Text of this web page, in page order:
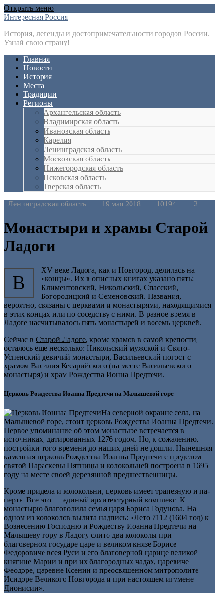
Открыть меню
Интересная Россия
История, легенды и достопримечательности городов России.
Узнай свою страну!
Главная
Новости
История
Места
Традиции
Регионы
Архангельская область
Владимирская область
Ивановская область
Карелия
Ленинградская область
Московская область
Нижегородская область
Псковская область
Тверская область
Ленинградская область 19 мая 2018 10194 2
Монастыри и храмы Старой
Ладоги
В
XV веке Ладога, как и Новгород, делилась на
«концы». Их в описных книгах указано пять:
Климентовский, Никольский, Спасский,
Богородицкий и Семеновский. Названия,
вероятно, связаны с церквами и монастырями, находящимися
в этих концах или по соседству с ними. В разное время в
Ладоге насчитывалось пять монастырей и восемь церквей.
Сейчас в Старой Ладоге, кроме храмов в самой крепости,
осталось еще несколько: Никольский мужской и Свято-
Успенский девичий монастыри, Васильевский погост с
храмом Василия Кесарийского (на месте Васильевского
монастыря) и храм Рождества Ионна Предтечи.
Церковь Рождества Иоанна Предтечи на Малышевой горе
На северной окраине села, на
Малышевой горе, стоит церковь Рождества Иоанна Предтечи.
Первое упоминание об этом монастыре встречается в
источниках, датированных 1276 годом. Но, к сожалению,
постройки того времени до наших дней не дошли. Нынешняя
каменная церковь Рождества Иоанна Предтечи с пределом
святой Параскевы Пятницы и колокольней построена в 1695
году на месте своей деревянной предшественницы.
Кроме придела и колокольни, церковь имеет трапезную и па­
перть. Все это — единый архитектурный комплекс. К
монастырю благоволила семья царя Бориса Годунова. На
одном из коло­колов вылита надпись: «Лето 7112 (1604 год) к
Вознесению Господню и Рождеству Иоанна Предтечи на
Малышеву гору в Ладогу слито два колоколы при
благоверном государе царе и великом князе Борисе
Федоровиче всея Руси и его благоверной царице великой
княгине Марии и при их благородных чадах, царевиче
Феодоре, царевне Ксении и преосвященном митрополите
Исидоре Велико­го Новгорода и при настоящем игумене
Дионисии».